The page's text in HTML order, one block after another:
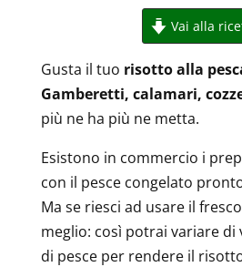
Vai alla
Gusta il tuo risotto alla
Gamberetti, calamari,
più ne ha più ne metta.
Esistono in commercio i
con il pesce congelato
Ma se riesci ad usare il
meglio: così potrai variare di
di pesce per rendere il